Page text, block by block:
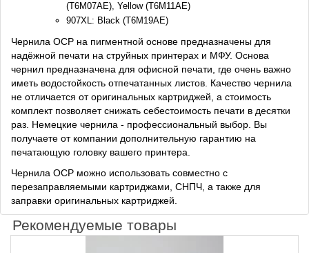
(T6M07AE), Yellow (T6M11AE)
907XL: Black (T6M19AE)
Чернила OCP на пигментной основе предназначены для
надёжной печати на струйных принтерах и МФУ. Основа
чернил предназначена для офисной печати, где очень важно
иметь водостойкость отпечатанных листов. Качество чернила
не отличается от оригинальных картриджей, а стоимость
комплект позволяет снижать себестоимость печати в десятки
раз. Немецкие чернила - профессиональный выбор. Вы
получаете от компании дополнительную гарантию на
печатающую головку вашего принтера.
Чернила OCP можно использовать совместно с
перезаправляемыми картриджами, СНПЧ, а также для
заправки оригинальных картриджей.
Рекомендуемые товары